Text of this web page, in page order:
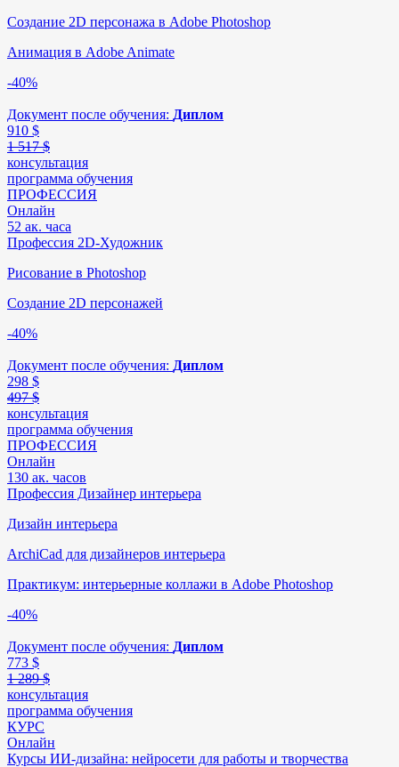
Создание 2D персонажа в Adobe Photoshop
Анимация в Adobe Animate
-40%
Документ после обучения: Диплом
910 $
1 517 $
консультация
программа обучения
ПРОФЕССИЯ
Онлайн
52 ак. часа
Профессия 2D-Художник
Рисование в Photoshop
Создание 2D персонажей
-40%
Документ после обучения: Диплом
298 $
497 $
консультация
программа обучения
ПРОФЕССИЯ
Онлайн
130 ак. часов
Профессия Дизайнер интерьера
Дизайн интерьера
ArchiCad для дизайнеров интерьера
Практикум: интерьерные коллажи в Adobe Photoshop
-40%
Документ после обучения: Диплом
773 $
1 289 $
консультация
программа обучения
КУРС
Онлайн
Курсы ИИ-дизайна: нейросети для работы и творчества